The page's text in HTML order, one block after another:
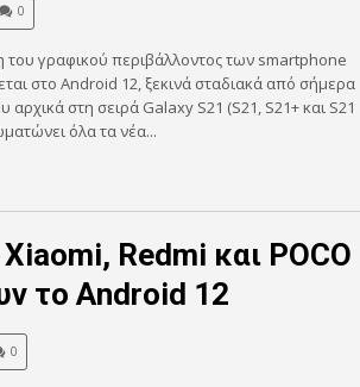
0
του γραφικού περιβάλλοντος των smartphone
στο Android 12, ξεκινά σταδιακά από σήμερα
αρχικά στη σειρά Galaxy S21 (S21, S21+ και S21
όλα τα νέα...
Redmi και POCO
το Android 12
0